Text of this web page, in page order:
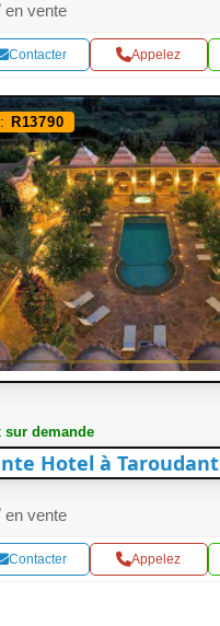
en vente
Contacter Appelez
R13790
sur demande
Hotel à Taroudant
en vente
Contacter Appelez